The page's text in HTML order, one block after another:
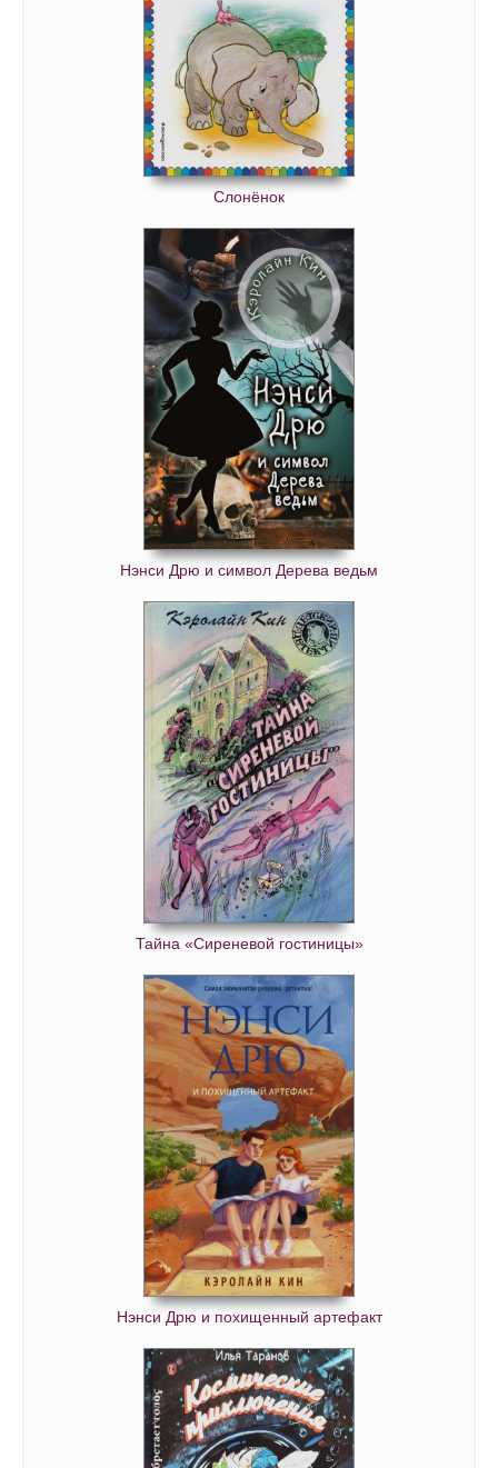
Слонёнок
Нэнси Дрю и символ Дерева ведьм
Тайна «Сиреневой гостиницы»
Нэнси Дрю и похищенный артефакт